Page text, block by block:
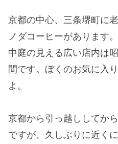
京都の中心、三条堺町に
ノダコーヒーがあります
中庭の見える広い店内は
間です。ぼくのお気に入
よ。
京都から引っ越ししてか
ですが、久しぶりに近く